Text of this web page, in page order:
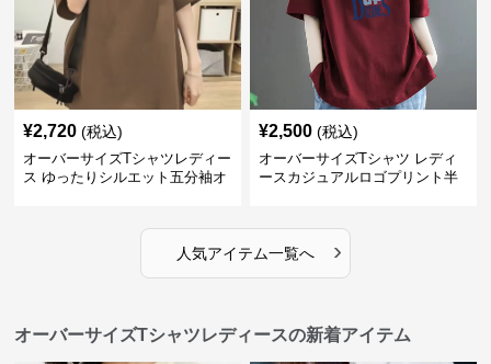
¥2,720 (税込)
オーバーサイズTシャツレディー
ス ゆったりシルエット五分袖オ
¥2,500 (税込)
オーバーサイズTシャツ レディ
ースカジュアルロゴプリント半
人気アイテム一覧へ ›
オーバーサイズTシャツレディースの新着アイテム